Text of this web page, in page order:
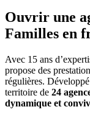
Ouvrir une
Familles en
Avec 15 ans
propose des
régulières.
territoire de 24
dynamique et